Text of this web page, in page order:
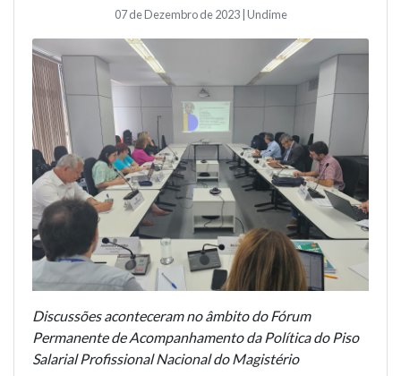
07 de Dezembro de 2023 | Undime
Discussões aconteceram no âmbito do Fórum
Permanente de Acompanhamento da Política do Piso
Salarial Profissional Nacional do Magistério